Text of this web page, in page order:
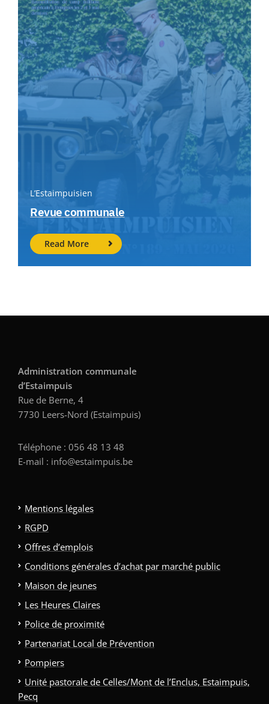
L’Estaimpuisien
Revue communale
Read More
Administration communale
d’Estaimpuis
Rue de Berne, 4
7730 Leers-Nord (Estaimpuis)
Téléphone : 056 48 13 48
E-mail : info@estaimpuis.be
Mentions légales
RGPD
Offres d’emplois
Conditions générales d’achat par marché public
Maison de jeunes
Les Heures Claires
Police de proximité
Partenariat Local de Prévention
Pompiers
Unité pastorale de Celles/Mont de l’Enclus, Estaimpuis,
Pecq